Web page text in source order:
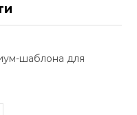
шаблона для